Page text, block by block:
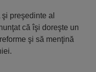
preşedinte al
că îşi doreşte un
şi să menţină